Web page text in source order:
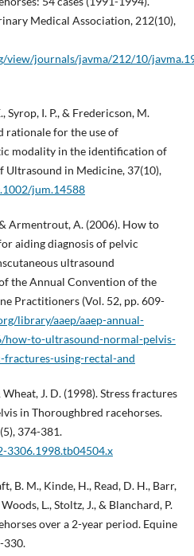
Medical Association, 212(10),
view/journals/javma/212/10/
Syrop, I. P., & Fredericson, M.
rationale for the use of
modality in the identification of
Ultrasound in Medicine, 37(10),
jum.14588
Armentrout, A. (2006). How to
aiding diagnosis of pelvic
ultrasound
the Annual Convention of the
Practitioners (Vol. 52, pp. 609-
library/aaep/aaep-annual-
how-to-ultrasound-normal-pelvis-
using-rectal-and
Wheat, J. D. (1998). Stress fractures
in Thoroughbred racehorses.
374-381.
3306.1998.tb04504.x
B. M., Kinde, H., Read, D. H., Barr,
L., Stoltz, J., & Blanchard, P.
over a 2-year period. Equine
330.